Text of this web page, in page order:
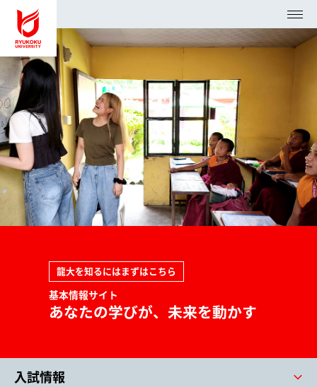
アク
セス
資料請
求
入試・オープンキャンパス
学部・大学院
大学紹介・研究
学生生活・就職支援
ニュースセンター
受験生の方
在学生学内の方 arrow_forward_ios 卒業生の方
龍大を知るにはまずはこちら
基本情報サイト
あなたの学びが、未来を動かす
入試情報 arrow_forward_ios